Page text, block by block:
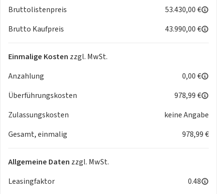
- 'SIDE ASSIST' - Toter Winkel Assistent
- Ablenkungs- und Müdigkeitserkennung
- Einparkhilfe Plus vorn und hinten
Licht/Regensensor
- Waschwasser-Standanzeige
Innen:
Heizung und Schaltwippen für das DSG
- Textilfußmatten
- Elektrische Luftzusatzheizung
- Schalthebelknopf/-Griff in Leder
Bruttolistenpreis
53.430,00 €
Brutto Kaufpreis
43.990,00 €
Einmalige Kosten zzgl. MwSt.
Anzahlung
0,00 €
Überführungskosten
978,99 €
Zulassungskosten
keine Angabe
Gesamt, einmalig
978,99 €
Allgemeine Daten zzgl. MwSt.
Leasingfaktor
0.48